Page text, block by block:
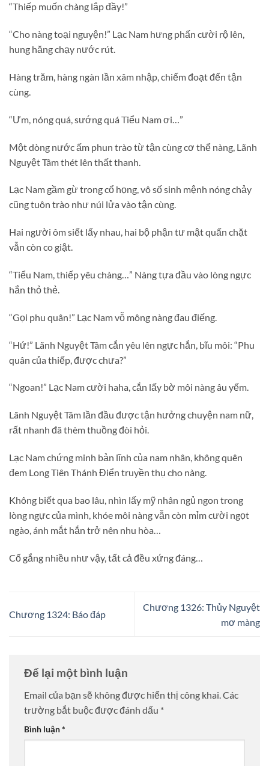
“Thiếp muốn chàng lắp đầy!”
“Cho nàng toại nguyện!” Lạc Nam hưng phấn cười rộ lên,
hung hăng chạy nước rút.
Hàng trăm, hàng ngàn lần xâm nhập, chiếm đoạt đến tận
cùng.
“Ưm, nóng quá, sướng quá Tiểu Nam ơi…”
Một dòng nước ấm phun trào từ tận cùng cơ thể nàng, Lãnh
Nguyệt Tâm thét lên thất thanh.
Lạc Nam gầm gừ trong cổ họng, vô số sinh mệnh nóng chảy
cũng tuôn trào như núi lửa vào tận cùng.
Hai người ôm siết lấy nhau, hai bộ phận tư mật quấn chặt
vẫn còn co giật.
“Tiểu Nam, thiếp yêu chàng…” Nàng tựa đầu vào lòng ngực
hắn thỏ thẻ.
“Gọi phu quân!” Lạc Nam vỗ mông nàng đau điếng.
“Hứ!” Lãnh Nguyệt Tâm cắn yêu lên ngực hắn, bĩu môi: “Phu
quân của thiếp, được chưa?”
“Ngoan!” Lạc Nam cười haha, cắn lấy bờ môi nàng âu yếm.
Lãnh Nguyệt Tâm lần đầu được tận hưởng chuyện nam nữ,
rất nhanh đã thèm thuồng đòi hỏi.
Lạc Nam chứng minh bản lĩnh của nam nhân, không quên
đem Long Tiên Thánh Điển truyền thụ cho nàng.
Không biết qua bao lâu, nhìn lấy mỹ nhân ngủ ngon trong
lòng ngực của mình, khóe môi nàng vẫn còn mỉm cười ngọt
ngào, ánh mắt hắn trở nên nhu hòa…
Cố gắng nhiều như vậy, tất cả đều xứng đáng…
Chương 1324: Báo đáp
Chương 1326: Thủy Nguyệt
mơ màng
Để lại một bình luận
Email của bạn sẽ không được hiển thị công khai.Các
trường bắt buộc được đánh dấu *
Bình luận*